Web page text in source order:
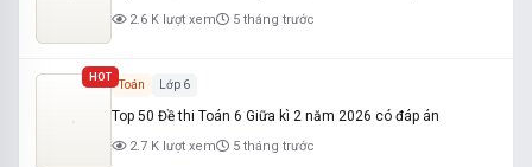
2.6 K lượt xem 5 tháng trước
HOT
Toán Lớp 6
Top 50 Đề thi Toán 6 Giữa kì 2 năm 2026 có đáp án
2.7 K lượt xem 5 tháng trước